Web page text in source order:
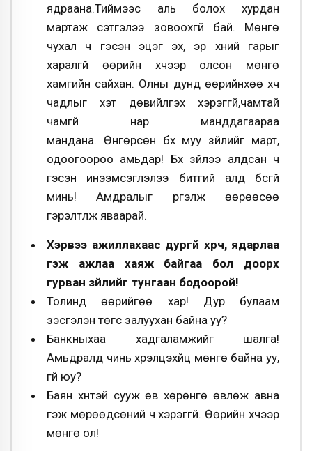
ядраана.Тиймээс аль болох хурдан
мартаж сэтгэлээ зовоохгүй бай. Мөнгө
чухал ч гэсэн эцэг эх, эр хүний гарыг
харалгүй өөрийн хүчээр олсон мөнгө
хамгийн сайхан. Олны дунд өөрийнхөө хүч
чадлыг хэт дөвийлгэх хэрэггүй,чамтай
чамгүй нар манддагаараа
мандана. Өнгөрсөн бүх муу зүйлийг март,
одоогоороо амьдар! Бүх зүйлээ алдсан ч
гэсэн инээмсэглэлээ битгий алд бүсгүй
минь! Амдралыг үргэлж өөрөөсөө
гэрэлтүүлж яваарай.
Хэрвээ ажиллахаас дургүй хүрч, ядарлаа
гэж ажлаа хаяж байгаа бол доорх
гурван зүйлийг тунгаан бодоорой!
Толинд өөрийгөө хар! Дур булаам
үзэсгэлэн төгс залуухан байна уу?
Банкныхаа хадгаламжийг шалга!
Амьдралд чинь хүрэлцэхүйц мөнгө байна уу,
үгүй юу?
Баян хүнтэй сууж өв хөрөнгө өвлөж авна
гэж мөрөөдсөний ч хэрэггүй. Өөрийн хүчээр
мөнгө ол!